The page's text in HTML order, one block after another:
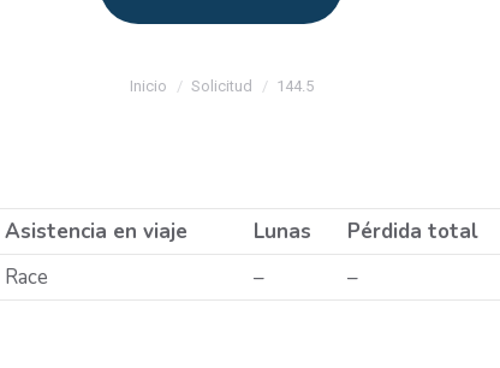
Estás aquí:
Inicio Solicitud 144.5
Asistencia en viaje Lunas Pérdida total
Race – –